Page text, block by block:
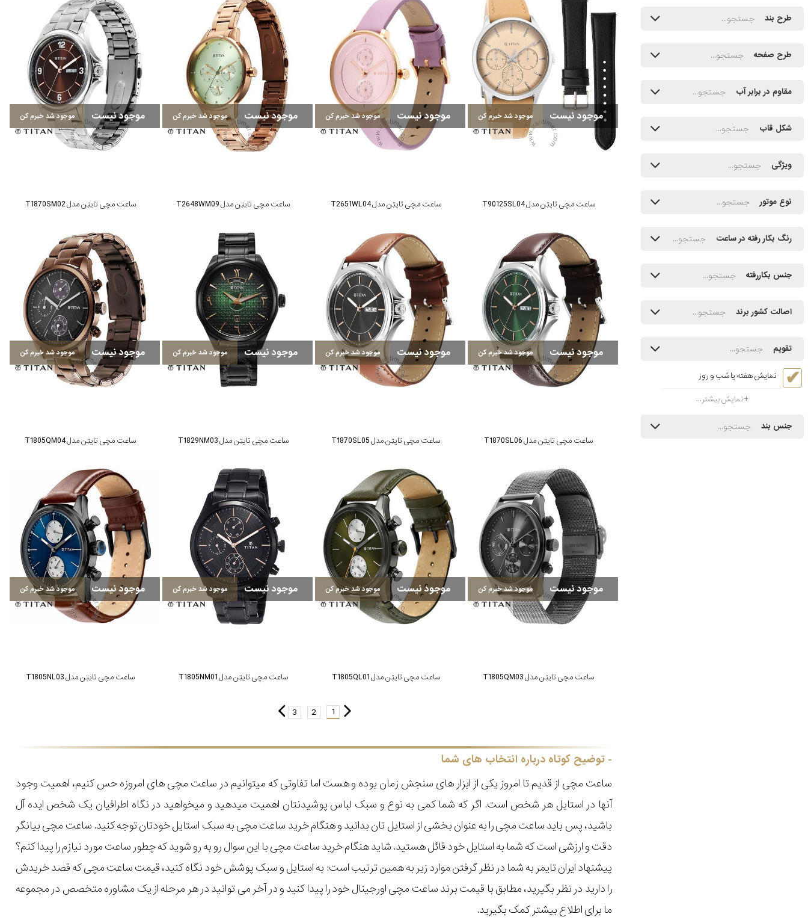
موجود نیست موجود شد خبرم کن
ساعت مچی تایتِن مدل T90125SL04
موجود نیست موجود شد خبرم کن
ساعت مچی تایتِن مدل T2651WL04
موجود نیست موجود شد خبرم کن
ساعت مچی تایتِن مدل T2648WM09
موجود نیست موجود شد خبرم کن
ساعت مچی تایتِن مدل T1870SM02
موجود نیست موجود شد خبرم کن
ساعت مچی تایتِن مدل T1870SL06
موجود نیست موجود شد خبرم کن
ساعت مچی تایتِن مدل T1870SL05
موجود نیست موجود شد خبرم کن
ساعت مچی تایتِن مدل T1829NM03
موجود نیست موجود شد خبرم کن
ساعت مچی تایتِن مدل T1805QM04
موجود نیست موجود شد خبرم کن
ساعت مچی تایتِن مدل T1805QM03
موجود نیست موجود شد خبرم کن
ساعت مچی تایتِن مدل T1805QL01
موجود نیست موجود شد خبرم کن
ساعت مچی تایتِن مدل T1805NM01
موجود نیست موجود شد خبرم کن
ساعت مچی تایتِن مدل T1805NL03
1
2
3
توضیح کوتاه درباره انتخاب های شما
ساعت مچی از قدیم تا امروز یکی از ابزار های سنجش زمان بوده و هست اما تفاوتی که میتوانیم در ساعت مچی های امروزه حس کنیم، اهمیت وجود
آنها در استایل هر شخص است. اگر که شما کمی به نوع و سبک لباس پوشیدنتان اهمیت میدهید و میخواهید در نگاه اطرافیان یک شخص ایده آل
باشید، پس باید ساعت مچی را به عنوان بخشی از استایل تان بدانید و هنگام خرید ساعت مچی به سبک استایل خودتان توجه کنید. ساعت مچی بیانگر
دقت و ارزشی است که شما به استایل خود قائل هستید. شاید هنگام خرید ساعت مچی با این سوال رو به رو شوید که چطور ساعت مورد نیازم را پیدا کنم؟
پیشنهاد ایران تایمر به شما در نظر گرفتن موارد زیر به همین ترتیب است: به استایل و سبک پوشش خود نگاه کنید، قیمت ساعت مچی که قصد خریدش
را دارید در نظر بگیرید، مطابق با قیمت برند ساعت مچی اورجینال خود را پیدا کنید و در آخر می توانید در هر مرحله از یک مشاوره متخصص در مجموعه
ما برای اطلاع بیشتر کمک بگیرید.
طرح بند
طرح صفحه
مقاوم در برابر آب
شکل قاب
ویژگی
نوع موتور
رنگ بکار رفته در ساعت
جنس بکاررفته
اصالت کشور برند
تقویم
نمایش هفته یا شب و روز
نمایش بیشتر...
جنس بند